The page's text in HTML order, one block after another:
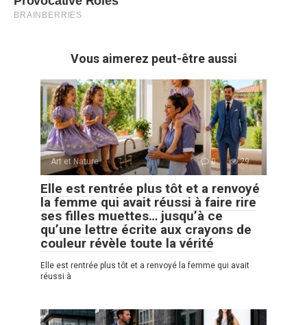
Vous aimerez peut-être aussi
Art et Nature 0 29
Elle est rentrée plus tôt et a renvoyé
la femme qui avait réussi à faire rire
ses filles muettes… jusqu’à ce
qu’une lettre écrite aux crayons de
couleur révèle toute la vérité
Elle est rentrée plus tôt et a renvoyé la femme qui avait
réussi à